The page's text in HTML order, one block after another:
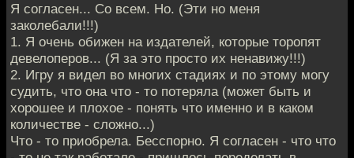
Я согласен... Со всем. Но. (Эти но меня
заколебали!!!)
1. Я очень обижен на издателей, которые торопят
девелоперов... (Я за это просто их ненавижу!!!)
2. Игру я видел во многих стадиях и по этому могу
судить, что она что - то потеряла (может быть и
хорошее и плохое - понять что именно и в каком
количестве - сложно...)
Что - то приобрела. Бесспорно. Я согласен - что что